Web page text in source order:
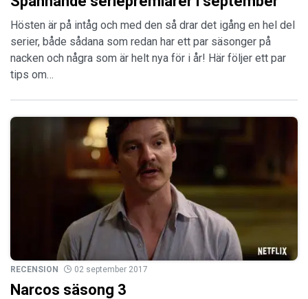
Hösten är på intåg och med den så drar det igång en hel del
serier, både sådana som redan har ett par säsonger på
nacken och några som är helt nya för i år! Här följer ett par
tips om…
RECENSION 02 september 2017
Narcos säsong 3